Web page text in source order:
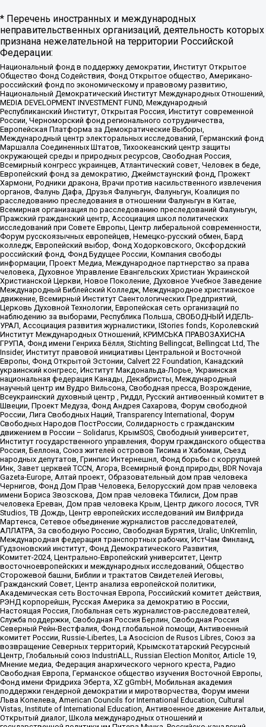
* Перечень иностранных и международных
неправительственных организаций, деятельность которых
признана нежелательной на территории Российской
Федерации:
Национальный фонд в поддержку демократии, Институт Открытое
Общество Фонд Содействия, Фонд Открытое общество, Американо-
российский фонд по экономическому и правовому развитию,
Национальный Демократический Институт Международных Отношений,
MEDIA DEVELOPMENT INVESTMENT FUND, Международный
Республиканский Институт, Открытая Россия, Институт современной
России, Черноморский фонд регионального сотрудничества,
Европейская Платформа за Демократические Выборы,
Международный центр электоральных исследований, Германский фонд
Маршалла Соединенных Штатов, Тихоокеанский центр защиты
окружающей среды и природных ресурсов, Свободная Россия,
Всемирный конгресс украинцев, Атлантический совет, Человек в беде,
Европейский фонд за демократию, Джеймстаунский фонд, Прожект
Хармони, Родники дракона, Врачи против насильственного извлечения
органов, Фалунь Дафа, Друзья Фалуньгун, Фалуньгун, Коалиция по
расследованию преследования в отношении Фалуньгун в Китае,
Всемирная организация по расследованию преследований Фалуньгун,
Пражский гражданский центр, Ассоциация школ политических
исследований при Совете Европы, Центр либеральной современности,
Форум русскоязычных европейцев, Немецко-русский обмен, Бард
колледж, Европейский выбор, Фонд Ходорковского, Оксфордский
российский фонд, Фонд Будущее России, Компания свободы
информации, Проект Медиа, Международное партнерство за права
человека, Духовное Управление Евангельских Христиан Украинской
Христианской Церкви, Новое Поколение, Духовное Учебное Заведение
Международный Библейский Колледж, Международное христианское
движение, Всемирный Институт Саентологических Предприятий,
Церковь Духовной Технологии, Европейская сеть организаций по
наблюдению за выборами, Республика Польша, СВОБОДНЫЙ ИДЕЛЬ-
УРАЛ, Ассоциация развития журналистики, IStories fonds, Королевский
Институт Международных Отношений, КРИМСЬКА ПРАВОЗАХИСНА
ГРУПА, Фонд имени Генриха Бёлля, Stichting Bellingcat, Bellingcat Ltd, The
Insider, Институт правовой инициативы Центральной и Восточной
Европы, Фонд Открытой Эстонии, Calvert 22 Foundation, Канадский
украинский конгресс, Институт Макдональда-Лорье, Украинская
национальная федерация Канады, Декабристы, Международный
научный центр им Вудро Вильсона, Свободная пресса, Возрождение,
Всеукраинский духовный центр , Риддл, Русский антивоенный комитет в
Швеции, Проект Медуза, Фонд Андрея Сахарова, Форум свободной
России, Лига Свободных Наций, Transparеncy International, Форум
Свободных Народов ПостРоссии, Солидарность с гражданским
движением в России – Solidarus, КрымSOS, Свободный университет,
Институт государственного управления, Форум гражданского общества
Россия, Беллона, Союз жителей островов Тисима и Хабомаи, Съезд
народных депутатов, Гринпис Интернешнл, Фонд борьбы с коррупцией
Инк, Завет церквей TCCN, Агора, Всемирный фонд природы, BDR Novaja
Gazeta-Europe, Алтай проект, Образовательный дом прав человека
Чернигов, Фонд Дом Прав Человека, Белорусский дом прав человека
имени Бориса Звозскова, Дом прав человека Тбилиси, Дом прав
человека Ереван, Дом прав человека Крым, Центр дикого лосося, TVR
Studios, ТВ Дождь, Центр европейских исследований им Вилфрида
Мартенса, Сетевое объединение журналистов расследователей,
АЛЛАТРА, За свободную Россию, Свободная Бурятия, Uralic, UnKremlin,
Международная федерация транспортных рабочих, ИстЧам Финланд,
Гудзоновский институт, Фонд Демократического Развития,
Комитет-2024, Центрально-Европейский университет, Центр
восточноевропейских и международных исследований, Общество
Сторожевой башни, Библии и трактатов Свидетелей Иеговы,
Гражданский Совет, Центр анализа европейской политики,
Академическая сеть Восточная Европа, Российский комитет действия,
РЭНД корпорейшн, Русская Америка за демократию в России,
Настоящая Россия, Глобальная сеть журналистов-расследователей,
Служба поддержки, Свободная Россия Берлин, Свободная Россия
Северный Рейн-Вестфалия, Фонд глобальной помощи, Антивоенный
комитет России, Russie-Libertes, La Asocicion de Rusos Libres, Союз за
возвращение Северных территорий, Крымскотатарский Ресурсный
Центр, Глобальный союз IndustriALL, Russian Election Monitor, Article 19,
Мнение медиа, Федерация анархического черного креста, Радио
Свободная Европа, Германское общество изучения Восточной Европы,
Фонд имени Фридриха Эберта, XZ gGmbH, Мобильная академия
поддержки гендерной демократии и миротворчества, Форум имени
Льва Копелева, American Councils for International Education, Cultural
Vistas, Institute of International Education, Антивоенное движение Антальи,
Открытый диалог, Школа международных отношений и